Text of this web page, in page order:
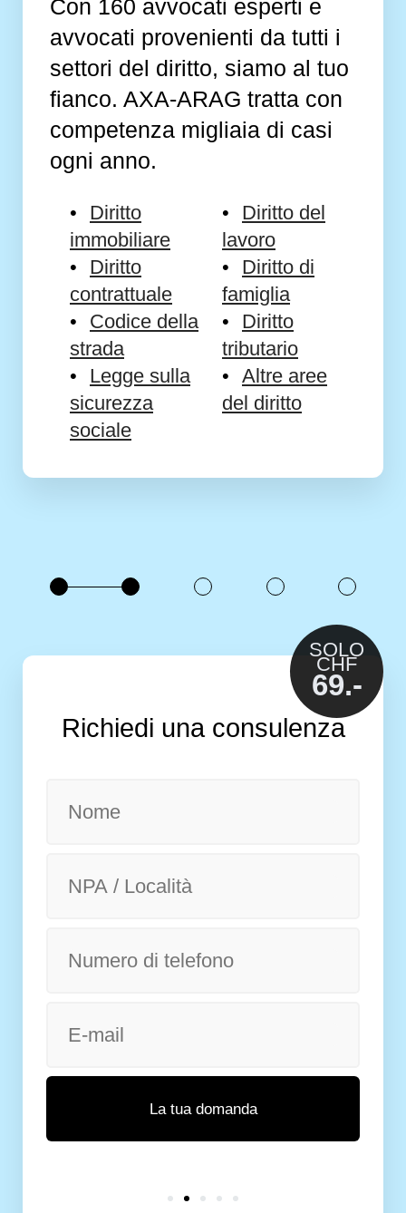
Con 160 avvocati esperti e
avvocati provenienti da tutti i
settori del diritto, siamo al tuo
fianco. AXA-ARAG tratta con
competenza migliaia di casi
ogni anno.
Diritto
immobiliare
Diritto
contrattuale
Codice della
strada
Legge sulla
sicurezza
sociale
Diritto del
lavoro
Diritto di
famiglia
Diritto
tributario
Altre aree
del diritto
SOLO
CHF
69.-
Richiedi una consulenza